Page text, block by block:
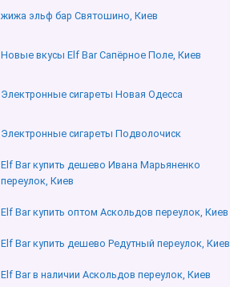
жижа эльф бар Святошино, Киев
Новые вкусы Elf Bar Сапёрное Поле, Киев
Электронные сигареты Новая Одесса
Электронные сигареты Подволочиск
Elf Bar купить дешево Ивана Марьяненко
переулок, Киев
Elf Bar купить оптом Аскольдов переулок, Киев
Elf Bar купить дешево Редутный переулок, Киев
Elf Bar в наличии Аскольдов переулок, Киев